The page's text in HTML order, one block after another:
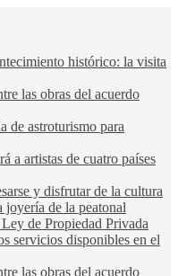
histórico: la visita
las obras del acuerdo
de astroturismo para
a artistas de cuatro países
y disfrutar de la cultura
de la peatonal
de Propiedad Privada
servicios disponibles en el
las obras del acuerdo